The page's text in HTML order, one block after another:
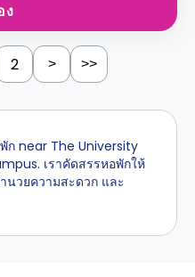
ง
2 > >>
ก near The University
เราคัดสรรหอพักให้
นวยความสะดวก และ